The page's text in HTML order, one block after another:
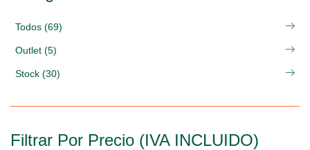
Todos (69)
Outlet (5)
Stock (30)
Filtrar Por Precio (IVA INCLUIDO)